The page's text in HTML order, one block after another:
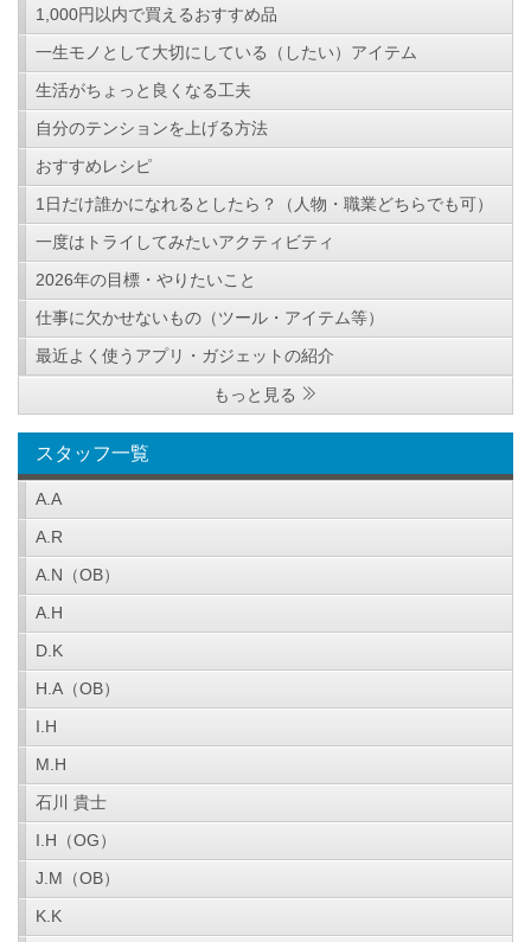
1,000円以内で買えるおすすめ品
一生モノとして大切にしている（したい）アイテム
生活がちょっと良くなる工夫
自分のテンションを上げる方法
おすすめレシピ
1日だけ誰かになれるとしたら？（人物・職業どちらでも可）
一度はトライしてみたいアクティビティ
2026年の目標・やりたいこと
仕事に欠かせないもの（ツール・アイテム等）
最近よく使うアプリ・ガジェットの紹介
もっと見る
スタッフ一覧
A.A
A.R
A.N（OB）
A.H
D.K
H.A（OB）
I.H
M.H
石川 貴士
I.H（OG）
J.M（OB）
K.K